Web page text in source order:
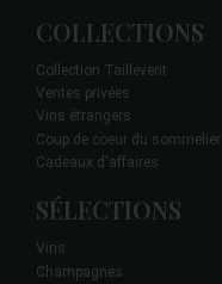
COLLECTIONS
Collection Taillevent
Ventes privées
Vins étrangers
Coup de coeur du sommelier
Cadeaux d'affaires
SÉLECTIONS
Vins
Champagnes